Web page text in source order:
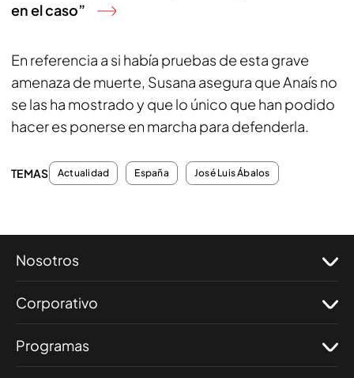
en el caso”
En referencia a si había pruebas de esta grave
amenaza de muerte, Susana asegura que Anaís no
se las ha mostrado y que lo único que han podido
hacer es ponerse en marcha para defenderla.
TEMAS Actualidad España José Luis Ábalos
Nosotros
Corporativo
Programas